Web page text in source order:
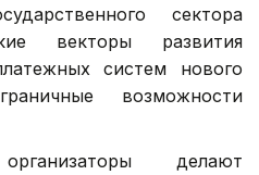
сектора
векторы развития
систем нового
возможности
делают